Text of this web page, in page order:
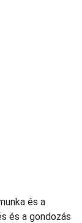
és a
és a gondozás